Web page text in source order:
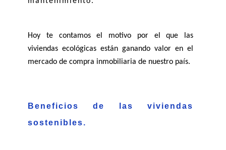
Hoy te contamos el motivo por el que las
viviendas ecológicas están ganando valor en el
mercado de compra inmobiliaria de nuestro país.
Beneficios de las viviendas
sostenibles.